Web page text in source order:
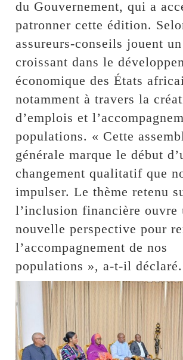
du Gouvernement, qui a
patronner cette édition.
assureurs-conseils jouent
croissant dans le
économique des États
notamment à travers la
d’emplois et
populations. « Cette
générale marque le début
changement qualitatif que
impulser. Le thème retenu
l’inclusion financière ouvre
nouvelle perspective pour
l’accompagnement de nos
populations », a-t-il déclaré.